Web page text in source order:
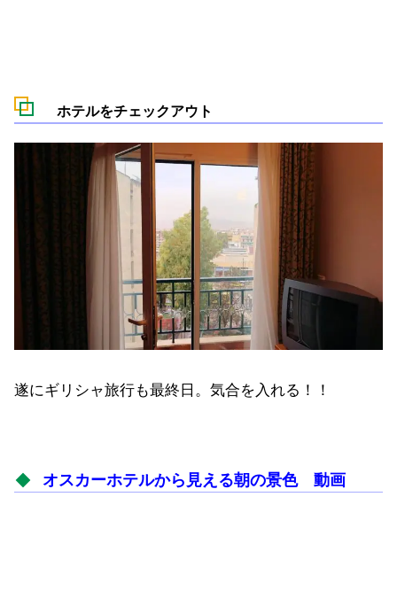
ホテルをチェックアウト
遂にギリシャ旅行も最終日。気合を入れる！！
オスカーホテルから見える朝の景色 動画